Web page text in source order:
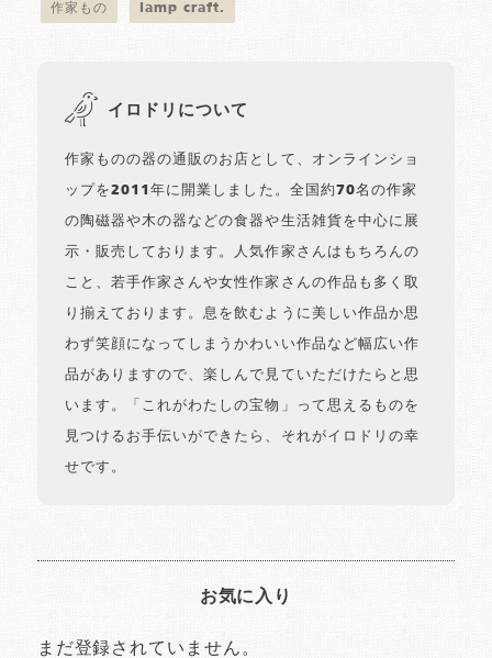
作家もの lamp craft.
イロドリについて
作家ものの器の通販のお店として、オンラインショ
ップを2011年に開業しました。全国約70名の作家
の陶磁器や木の器などの食器や生活雑貨を中心に展
示・販売しております。人気作家さんはもちろんの
こと、若手作家さんや女性作家さんの作品も多く取
り揃えております。息を飲むように美しい作品か思
わず笑顔になってしまうかわいい作品など幅広い作
品がありますので、楽しんで見ていただけたらと思
います。「これがわたしの宝物」って思えるものを
見つけるお手伝いができたら、それがイロドリの幸
せです。
お気に入り
まだ登録されていません。